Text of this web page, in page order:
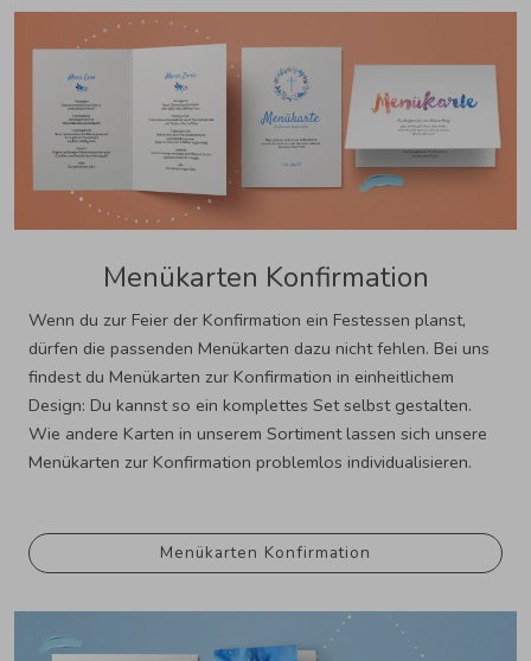
Menükarten Konfirmation
Wenn du zur Feier der Konfirmation ein Festessen planst,
dürfen die passenden Menükarten dazu nicht fehlen. Bei uns
findest du Menükarten zur Konfirmation in einheitlichem
Design: Du kannst so ein komplettes Set selbst gestalten.
Wie andere Karten in unserem Sortiment lassen sich unsere
Menükarten zur Konfirmation problemlos individualisieren.
Menükarten Konfirmation